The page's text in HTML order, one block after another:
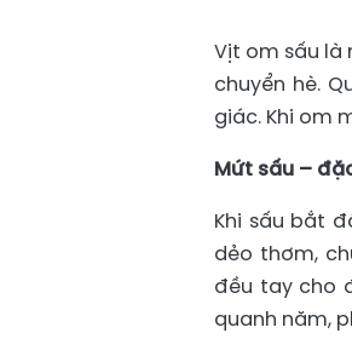
Vịt om sấu là
chuyển hè.
giác. Khi om
Mứt sấu –
Khi sấu bắt
dẻo thơm,
đều tay cho
quanh năm,